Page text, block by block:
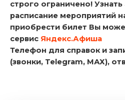
строго ограничено! Узнать
расписание мероприятий
приобрести билет Вы
сервис Яндекс.Афиша
Телефон для справок и
(звонки, Telegram, МАХ),